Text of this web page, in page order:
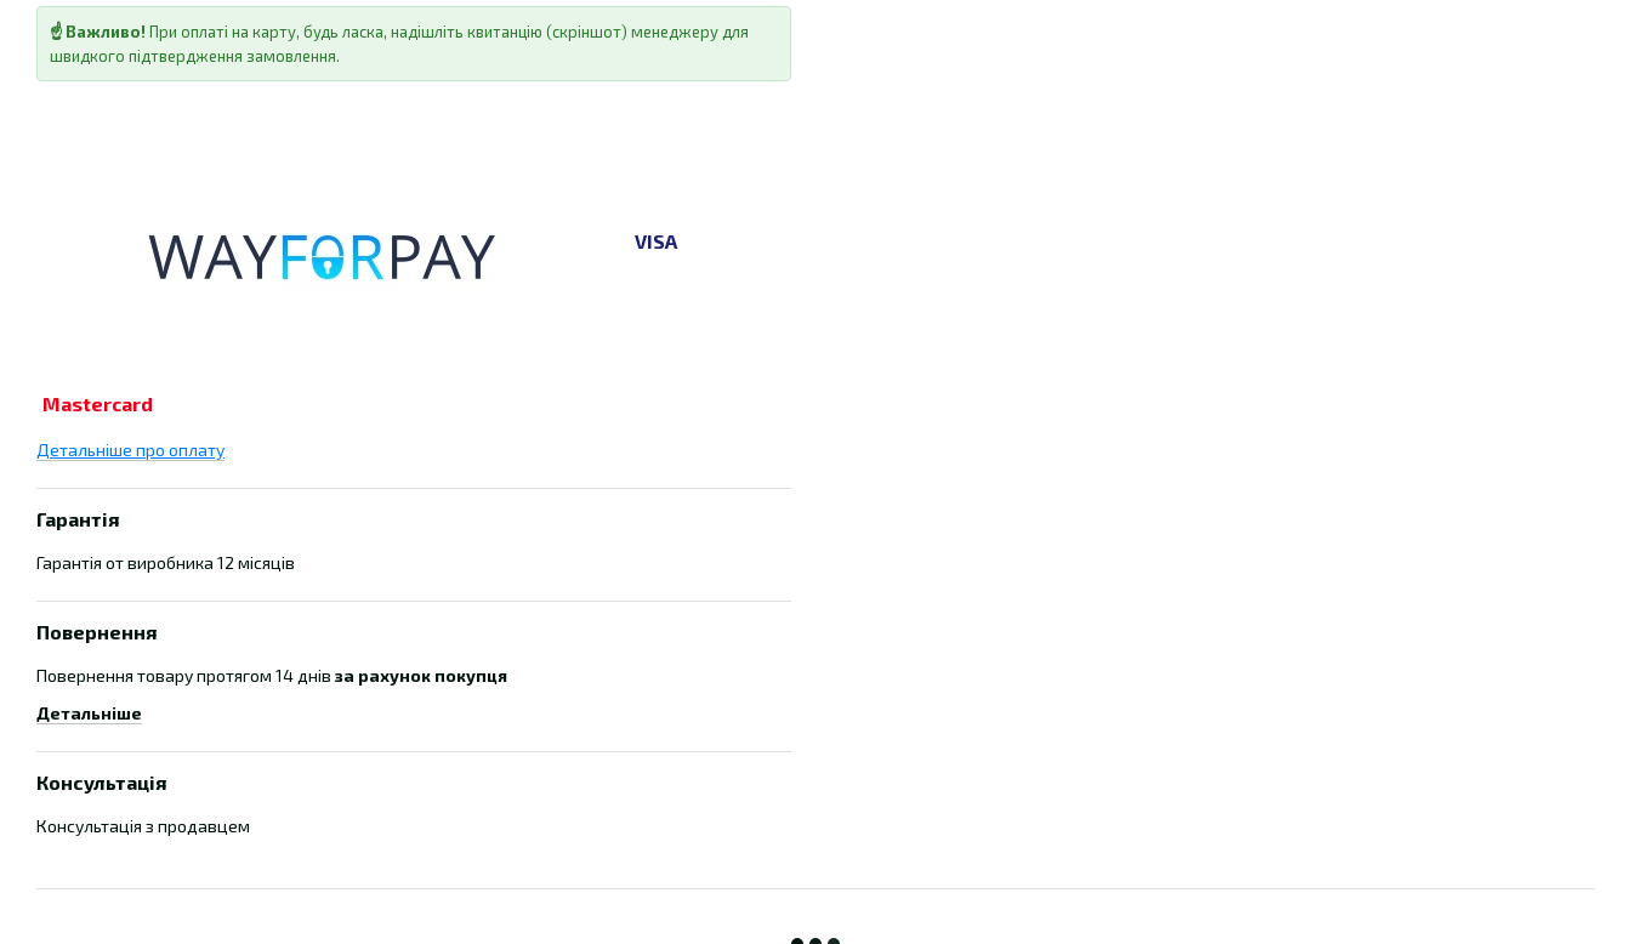
☝️ Важливо! При оплаті на карту, будь ласка, надішліть квитанцію (скріншот) менеджеру для
швидкого підтвердження замовлення.
VISA
Mastercard
Детальніше про оплату
Гарантія
Гарантія от виробника 12 місяців
Повернення
Повернення товару протягом 14 днів за рахунок покупця
Детальніше
Консультація
Консультація з продавцем